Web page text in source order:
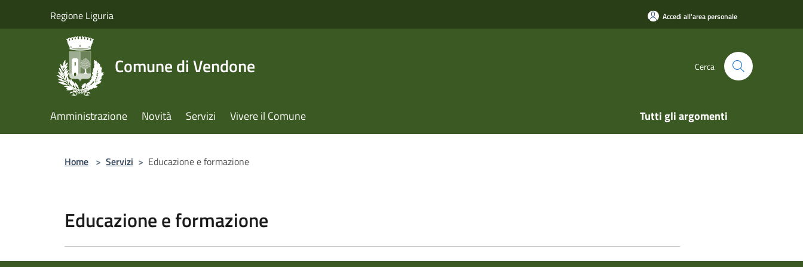
Regione Liguria Accedi all'area personale
Comune di Vendone Cerca
Amministrazione Novità Servizi Vivere il Comune Tutti gli argomenti
Home > Servizi > Educazione e formazione
Educazione e formazione